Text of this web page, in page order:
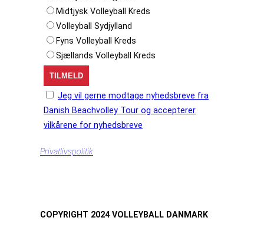
Midtjysk Volleyball Kreds
Volleyball Sydjylland
Fyns Volleyball Kreds
Sjællands Volleyball Kreds
Jeg vil gerne modtage nyhedsbreve fra
Danish Beachvolley Tour og accepterer
vilkårene for nyhedsbreve
Privatlivspolitik
COPYRIGHT 2024 VOLLEYBALL DANMARK